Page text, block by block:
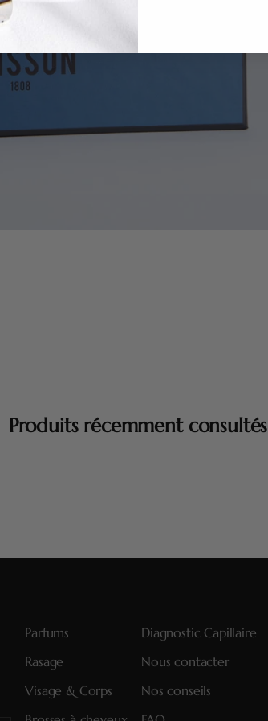
Produits récemment consultés
Parfums
Rasage
Visage & Corps
Diagnostic Capillaire
Nous contacter
Nos conseils